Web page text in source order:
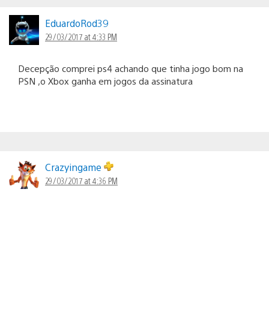
EduardoRod39
29/03/2017 at 4:33 PM
Decepção comprei ps4 achando que tinha jogo bom na
PSN ,o Xbox ganha em jogos da assinatura
Crazyingame
29/03/2017 at 4:36 PM